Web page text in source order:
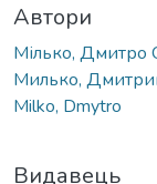
Автори
Мілько, Дмитро
Милько,
Milko, Dmytro
Видавець